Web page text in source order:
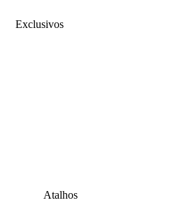
Exclusivos
Atalhos